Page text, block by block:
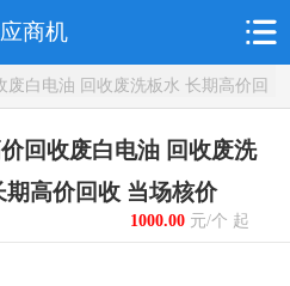
商机
白电油 回收废洗板水 长期高价回
回收废白电油 回收废洗
期高价回收 当场核价
1000.00元/个 起